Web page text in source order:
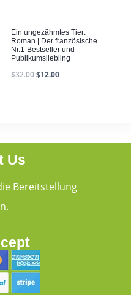
Ein ungezähmtes Tier:
Roman | Der französische
Nr.1-Bestseller und
Publikumsliebling
$32.00$12.00
Us
Bereitstellung